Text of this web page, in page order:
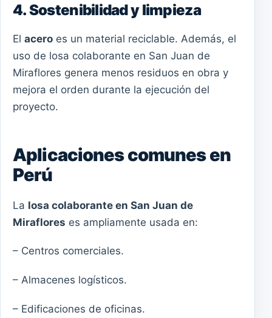
4. Sostenibilidad y limpieza
El acero es un material reciclable. Además, el
uso de losa colaborante en San Juan de
Miraflores genera menos residuos en obra y
mejora el orden durante la ejecución del
proyecto.
Aplicaciones comunes en
Perú
La losa colaborante en San Juan de
Miraflores es ampliamente usada en:
– Centros comerciales.
– Almacenes logísticos.
– Edificaciones de oficinas.